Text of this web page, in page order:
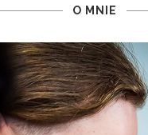
O MNIE